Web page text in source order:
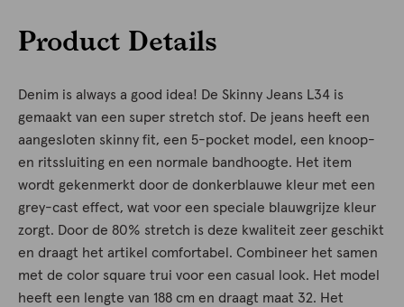
Product Details
Denim is always a good idea! De Skinny Jeans L34 is
gemaakt van een super stretch stof. De jeans heeft een
aangesloten skinny fit, een 5-pocket model, een knoop-
en ritssluiting en een normale bandhoogte. Het item
wordt gekenmerkt door de donkerblauwe kleur met een
grey-cast effect, wat voor een speciale blauwgrijze kleur
zorgt. Door de 80% stretch is deze kwaliteit zeer geschikt
en draagt het artikel comfortabel. Combineer het samen
met de color square trui voor een casual look. Het model
heeft een lengte van 188 cm en draagt maat 32. Het